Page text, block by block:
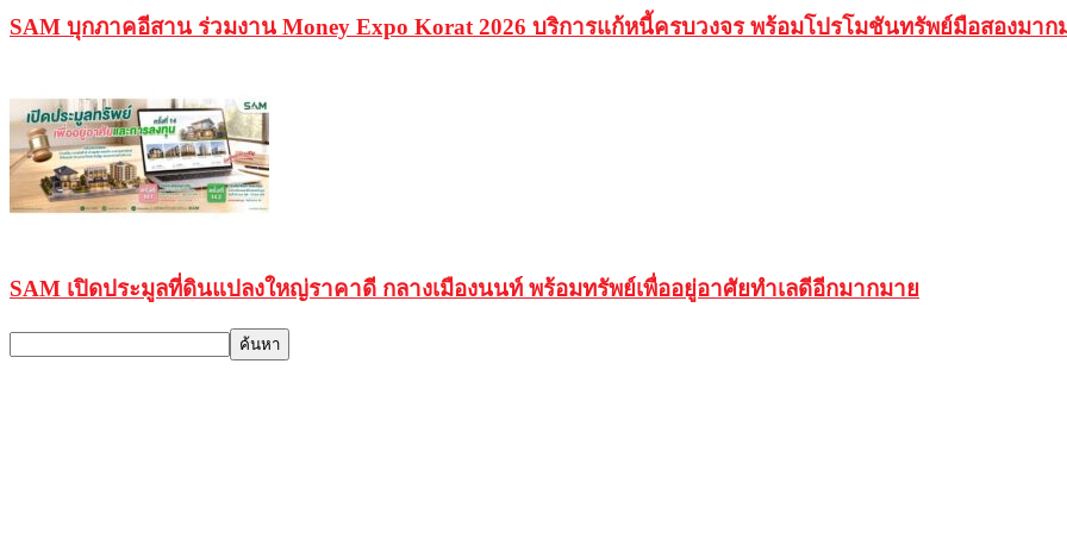
SAM บุกภาคอีสาน ร่วมงาน Money Expo Korat 2026 บริการแก้หนี้ครบวงจร พร้อมโปรโมชันทรัพย์มือสองมาก
SAM เปิดประมูลที่ดินแปลงใหญ่ราคาดี กลางเมืองนนท์ พร้อมทรัพย์เพื่ออยู่อาศัยทำเลดีอีกมากมาย